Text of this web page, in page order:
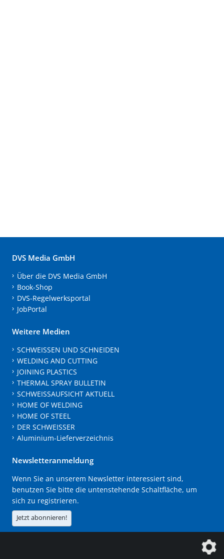
DVS Media GmbH
Über die DVS Media GmbH
Book-Shop
DVS-Regelwerksportal
JobPortal
Weitere Medien
SCHWEISSEN UND SCHNEIDEN
WELDING AND CUTTING
JOINING PLASTICS
THERMAL SPRAY BULLETIN
SCHWEISSAUFSICHT AKTUELL
HOME OF WELDING
HOME OF STEEL
DER SCHWEISSER
Aluminium-Lieferverzeichnis
Newsletteranmeldung
Wenn Sie an unserem Newsletter interessiert sind,
benutzen Sie bitte die untenstehende Schaltfläche, um
sich zu registrieren.
Jetzt abonnieren!